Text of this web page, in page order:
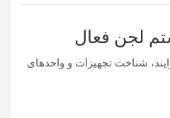
لجن فعال
شناخت تجهیزات و واحدهای